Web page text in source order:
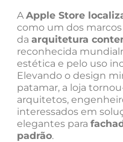
AApple Store
como um dos
da arquitetura
reconhecida
estética e pelo uso
Elevando o design
patamar, a loja
arquitetos,
interessados em
elegantes para
padrão.